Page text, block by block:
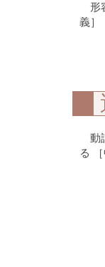
形
義］
動
る